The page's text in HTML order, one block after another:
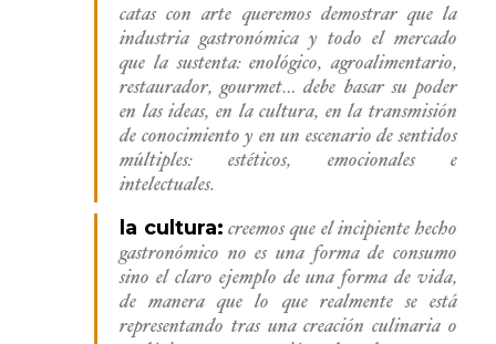
catas con arte queremos demostrar que la
industria gastronómica y todo el mercado
que la sustenta: enológico, agroalimentario,
restaurador, gourmet… debe basar su poder
en las ideas, en la cultura, en la transmisión
de conocimiento y en un escenario de sentidos
múltiples: estéticos, emocionales e
intelectuales.
la cultura: creemos que el incipiente hecho
gastronómico no es una forma de consumo
sino el claro ejemplo de una forma de vida,
de manera que lo que realmente se está
representando tras una creación culinaria o